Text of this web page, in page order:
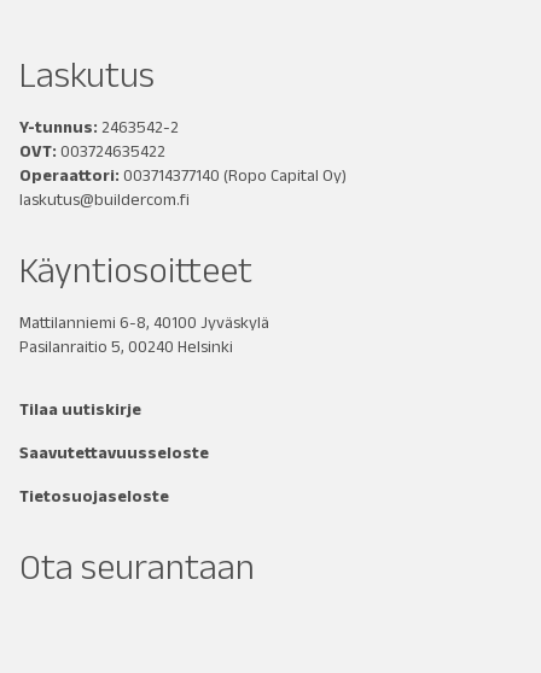
Laskutus
Y-tunnus: 2463542-2
OVT: 003724635422
Operaattori: 003714377140 (Ropo Capital Oy)
laskutus@buildercom.fi
Käyntiosoitteet
Mattilanniemi 6-8, 40100 Jyväskylä
Pasilanraitio 5, 00240 Helsinki
Tilaa uutiskirje
Saavutettavuusseloste
Tietosuojaseloste
Ota seurantaan